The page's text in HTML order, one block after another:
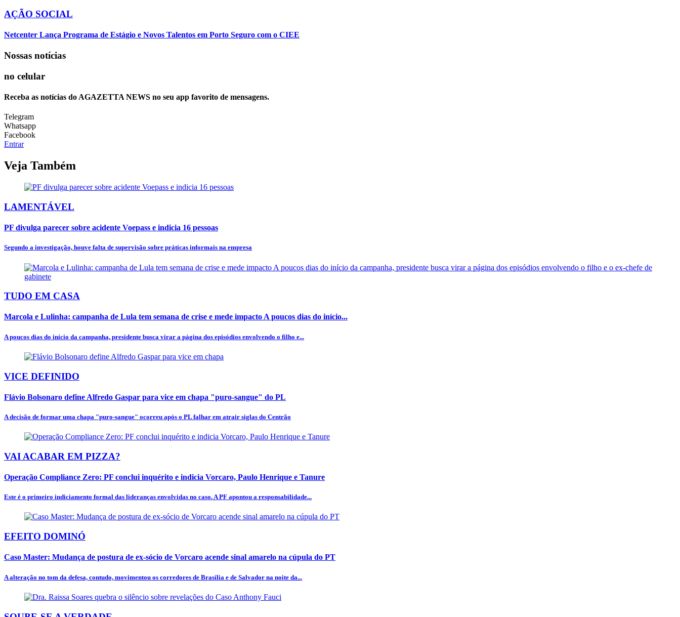
AÇÃO SOCIAL
Netcenter Lança Programa de Estágio e Novos Talentos em Porto Seguro com o CIEE
Nossas notícias
no celular
Receba as notícias do AGAZETTA NEWS no seu app favorito de mensagens.
Telegram
Whatsapp
Facebook
Entrar
Veja Também
LAMENTÁVEL
PF divulga parecer sobre acidente Voepass e indicia 16 pessoas
Segundo a investigação, houve falta de supervisão sobre práticas informais na empresa
TUDO EM CASA
Marcola e Lulinha: campanha de Lula tem semana de crise e mede impacto A poucos dias do início...
A poucos dias do início da campanha, presidente busca virar a página dos episódios envolvendo o filho e...
VICE DEFINIDO
Flávio Bolsonaro define Alfredo Gaspar para vice em chapa "puro-sangue" do PL
A decisão de formar uma chapa "puro-sangue" ocorreu após o PL falhar em atrair siglas do Centrão
VAI ACABAR EM PIZZA?
Operação Compliance Zero: PF conclui inquérito e indicia Vorcaro, Paulo Henrique e Tanure
Este é o primeiro indiciamento formal das lideranças envolvidas no caso. A PF apontou a responsabilidade...
EFEITO DOMINÓ
Caso Master: Mudança de postura de ex-sócio de Vorcaro acende sinal amarelo na cúpula do PT
A alteração no tom da defesa, contudo, movimentou os corredores de Brasília e de Salvador na noite da...